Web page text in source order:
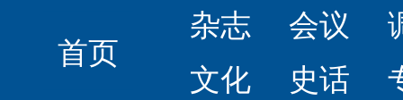
首页
杂志 会议
文化
史话